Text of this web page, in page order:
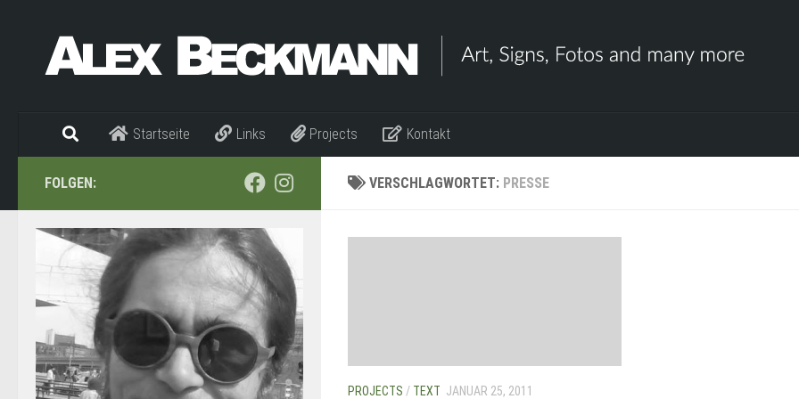
Startseite Links Projects Kontakt
VERSCHLAGWORTET: PRESSE
PROJECTS / TEXT JANUAR 25, 2011
FOLGEN: